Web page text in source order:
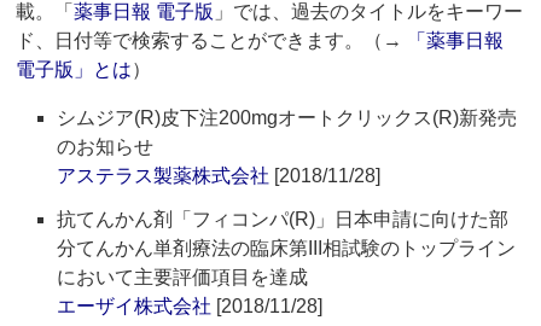
載。「薬事日報 電子版 」では、過去のタイトルをキーワー
ド、日付等で検索することができます。（→
「薬事日報
電子版」とは）
シムジア(R)皮下注200mgオートクリックス(R)新発売
のお知らせ
アステラス製薬株式会社 [2018/11/28]
抗てんかん剤「フィコンパ(R)」日本申請に向けた部
分てんかん単剤療法の臨床第III相試験のトップライン
において主要評価項目を達成
エーザイ株式会社 [2018/11/28]